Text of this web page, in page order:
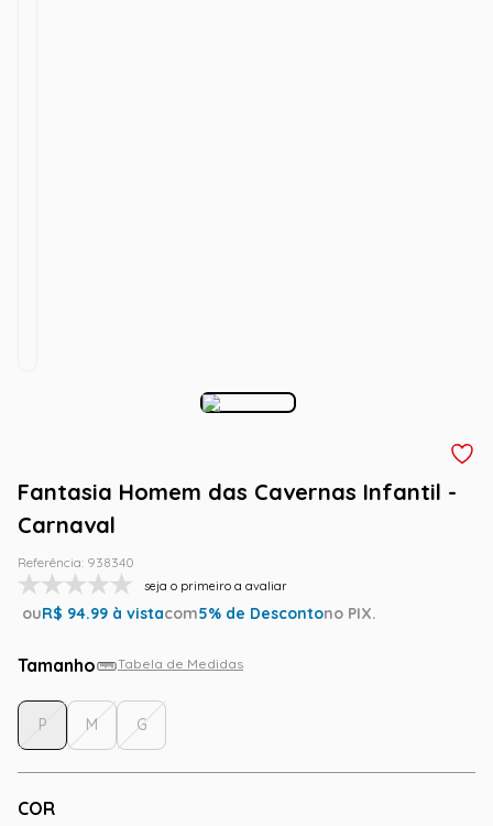
Fantasia Homem das Cavernas Infantil -
Carnaval
Referência: 938340
seja o primeiro a avaliar
ouR$ 94.99 à vistacom5% de Descontono PIX.
Tamanho Tabela de Medidas
COR
P M G